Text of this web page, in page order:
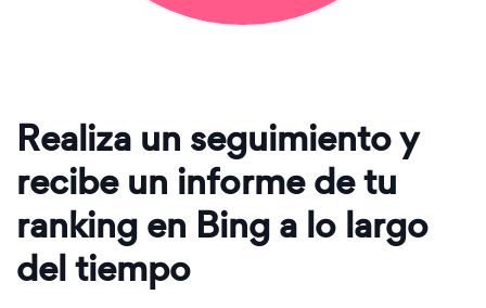
Realiza un seguimiento y
recibe un informe de tu
ranking en Bing a lo largo
del tiempo